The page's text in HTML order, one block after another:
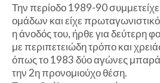
Την περίοδο 1989-90
ομάδων και είχε
η άνοδός του, ήρθε για δεύτερη
με περιπετειώδη τρόπο και
όπως το 1983 δύο αγώνες
την 2η προνομιούχο θέση.